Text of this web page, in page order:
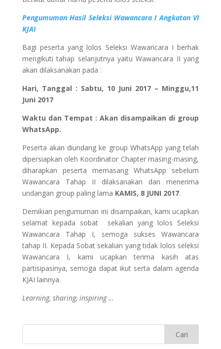
Pengumuman Hasil Seleksi Wawancara I Angkatan VI
KJAI
Bagi peserta yang lolos Seleksi Wawancara I berhak
mengikuti tahap selanjutnya yaitu Wawancara II yang
akan dilaksanakan pada :
Hari, Tanggal : Sabtu, 10 Juni 2017 – Minggu,11
Juni 2017
Waktu dan Tempat : Akan disampaikan di group
WhatsApp.
Peserta akan diundang ke group WhatsApp yang telah
dipersiapkan oleh Koordinator Chapter masing-masing,
diharapkan peserta memasang WhatsApp sebelum
Wawancara Tahap II dilaksanakan dan menerima
undangan group paling lama KAMIS, 8 JUNI 2017.
Demikian pengumuman ini disampaikan, kami ucapkan
selamat kepada sobat sekalian yang lolos Seleksi
Wawancara Tahap I, semoga sukses Wawancara
tahap II. Kepada Sobat sekalian yang tidak lolos seleksi
Wawancara I, kami ucapkan terima kasih atas
partisipasinya, semoga dapat ikut serta dalam agenda
KJAI lainnya.
Learning, sharing, inspiring …